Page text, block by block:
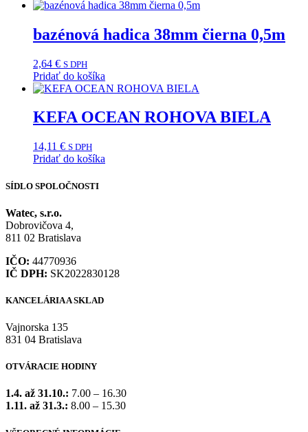
bazénová hadica 38mm čierna 0,5m
2,64 € S DPH
Pridať do košíka
KEFA OCEAN ROHOVA BIELA
14,11 € S DPH
Pridať do košíka
SÍDLO SPOLOČNOSTI
Watec, s.r.o.
Dobrovičova 4,
811 02 Bratislava
IČO: 44770936
IČ DPH: SK2022830128
KANCELÁRIA A SKLAD
Vajnorska 135
831 04 Bratislava
OTVÁRACIE HODINY
1.4. až 31.10.: 7.00 – 16.30
1.11. až 31.3.: 8.00 – 15.30